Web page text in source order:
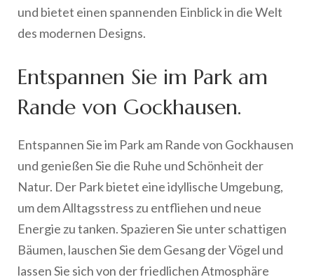
und bietet einen spannenden Einblick in die Welt
des modernen Designs.
Entspannen Sie im Park am
Rande von Gockhausen.
Entspannen Sie im Park am Rande von Gockhausen
und genießen Sie die Ruhe und Schönheit der
Natur. Der Park bietet eine idyllische Umgebung,
um dem Alltagsstress zu entfliehen und neue
Energie zu tanken. Spazieren Sie unter schattigen
Bäumen, lauschen Sie dem Gesang der Vögel und
lassen Sie sich von der friedlichen Atmosphäre